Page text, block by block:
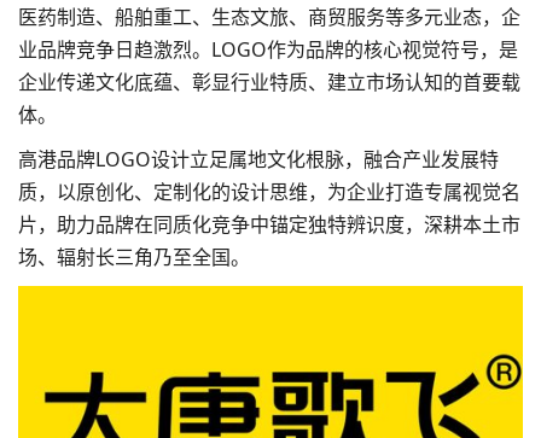
医药制造、船舶重工、生态文旅、商贸服务等多元业态，企
业品牌竞争日趋激烈。LOGO作为品牌的核心视觉符号，是
企业传递文化底蕴、彰显行业特质、建立市场认知的首要载
体。
高港品牌LOGO设计立足属地文化根脉，融合产业发展特
质，以原创化、定制化的设计思维，为企业打造专属视觉名
片，助力品牌在同质化竞争中锚定独特辨识度，深耕本土市
场、辐射长三角乃至全国。